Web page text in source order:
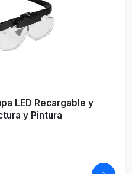
LED Recargable y
y Pintura